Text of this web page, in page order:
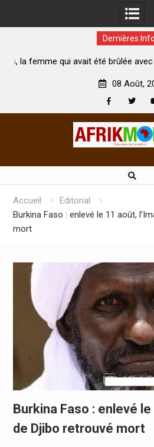
Dernières
brûlée avec son bébé par
08 Août,
Accueil
Editorial
Burkina Faso : enlevé le 11 août,
mort
Burkina Faso : enlevé le
de Djibo retrouvé mort